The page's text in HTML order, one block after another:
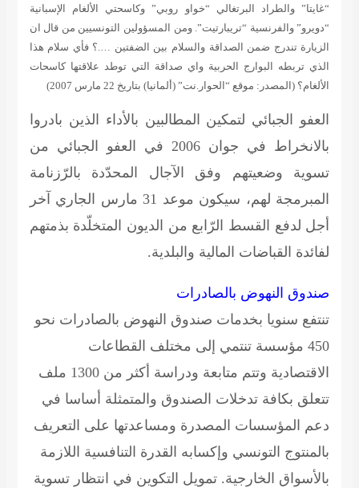
“غايتا” والطراد البرتغالي “خواو روبي” وكاسحتي الألغام الإسبانية
“دويرو” والفرنسية “تريبارتيت”. ومن المسؤولين التونسيين من قال ان
الزيارة تندرج ضمن الصداقة والسلام بين الضفتين ….؟ فأي سلام هذا
الذي تربطه البوارج الحربية واي صداقة التي توطد علاقتها كاسحات
الألغام؟ (المصدر: موقع “الحوار.نت” (ألمانيا) بتاريخ 22 مارس 2007)
العفو الجبائي لتمكين المطالبين بالأداء الذين بادروا
بالانخراط في جوان 2006 في العفو الجبائي من
تسوية وضعيتهم وفق الآجال المحدّدة بالرّزنامة
المبرمجة لهم، سيكون موعد 31 مارس الجاري آخر
أجل لدفع القسط الرّابع من الديون المتخلّدة بذمتهم
لفائدة القباضات المالية والبلدية.
صندوق النهوض بالصادرات
تنتفع سنويا بخدمات صندوق النهوض بالصادرات نحو
450 مؤسسة تنتمي إلى مختلف القطاعات
الاقتصادية وتتم متابعة ودراسة أكثر من 1300 ملف
تتعلق بكافة تدخلات الصندوق والمتمثلة أساسا في
دعم المؤسسات المصدرة ومساعدتها على التعريف
بالمنتوج التونسي وإكسابه القدرة التنافسية اللازمة
بالأسواق الخارجية. تمويل التكوين في انتظار تسوية